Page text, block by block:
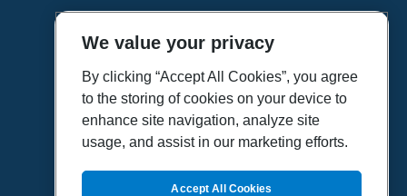
HOME
VÍDEOS
POLÍTICA DE PRIVACIDAD
POLÍTICA DE COOKIES
MAPA DEL SITIO
QUIENES SOMOS
We value your privacy
By clicking “Accept All Cookies”, you agree
to the storing of cookies on your device to
enhance site navigation, analyze site
usage, and assist in our marketing efforts.
Accept All Cookies